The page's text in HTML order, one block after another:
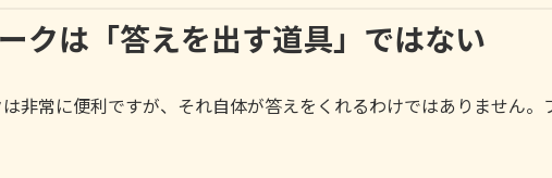
クは「答えを出す道具」ではない
非常に便利ですが、それ自体が答えをくれるわけではありません